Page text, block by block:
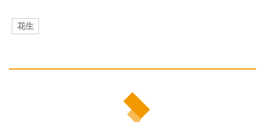
花生